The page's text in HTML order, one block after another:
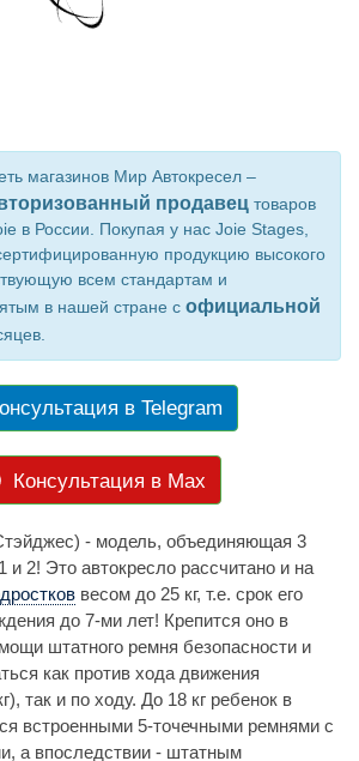
магазинов Мир Автокресел –
продавец товаров
в России. Покупая у нас Joie Stages,
продукцию высокого
всем стандартам и
в нашей стране с официальной
в Telegram
Консультация в Max
- модель, объединяющая 3
и 2! Это автокресло рассчитано и на
весом до 25 кг, т.е. срок его
до 7-ми лет! Крепится оно в
штатного ремня безопасности и
как против хода движения
так и по ходу. До 18 кг ребенок в
встроенными 5-точечными ремнями с
а впоследствии - штатным